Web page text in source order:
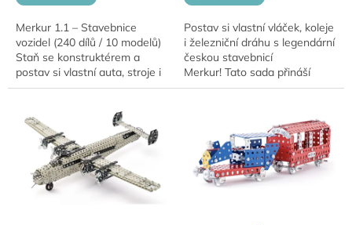
Merkur 1.1 – Stavebnice
vozidel (240 dílů / 10 modelů)
Staň se konstruktérem a
postav si vlastní auta, stroje i
pracovní vozidla z legendární
Postav si vlastní vláček, koleje
i železniční dráhu s legendární
českou stavebnicí
Merkur! Tato sada přináší
zábavu, tvoření a učení v